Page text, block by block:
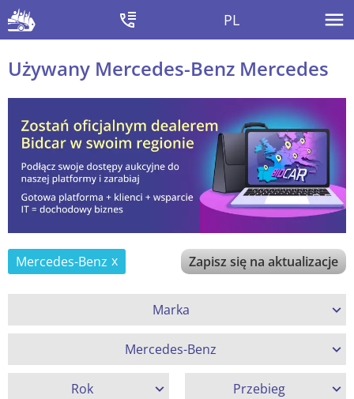
PL
Używany Mercedes-Benz Mercedes
Mercedes-Benz Zapisz się na aktualizacje
Marka
Mercedes-Benz
Rok Przebieg